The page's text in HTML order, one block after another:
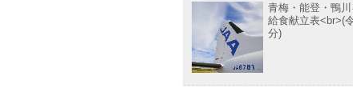
青梅・能登・鴨
給食献立表<br>(
分)